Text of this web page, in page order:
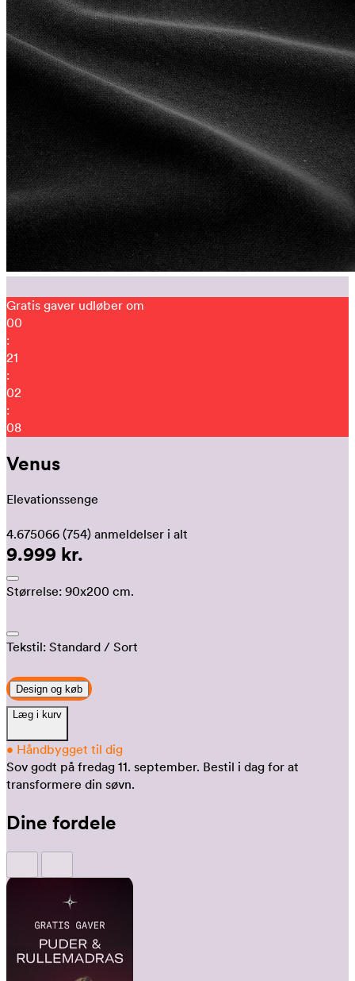
Gratis gaver udløber om
00
:
21
:
02
:
02
Venus
Elevationssenge
4.675066 (754) anmeldelser i alt
9.999 kr.
Størrelse: 90x200 cm.
Tekstil: Standard / Sort
Design og køb
Læg i kurv
• Håndbygget til dig
Sov godt på fredag 11. september. Bestil i dag for at
transformere din søvn.
Dine fordele